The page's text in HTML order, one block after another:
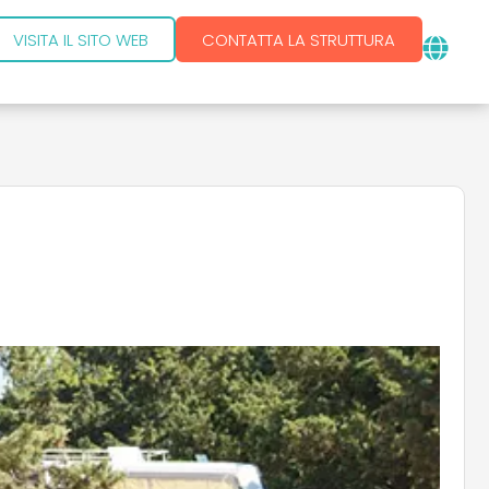
VISITA IL SITO WEB CONTATTA LA STRUTTURA